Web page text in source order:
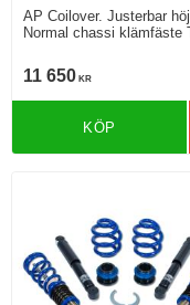
AP Coilover. Justerbar
Normal chassi klämfäste
11 650 KR
KÖP